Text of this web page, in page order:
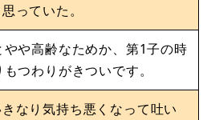
っていた。
や高齢なためか、第1子の時
もつわりがきついです。
なり気持ち悪くなって吐い